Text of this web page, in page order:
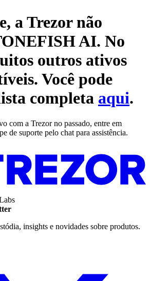
a Trezor não
AI. No
outros ativos
Você pode
completa aqui.
com a Trezor no passado, entre em
de suporte pelo chat para assistência.
insights e novidades sobre produtos.